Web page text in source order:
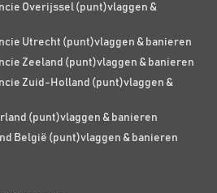
Overijssel (punt)vlaggen &
Utrecht (punt)vlaggen & banieren
Zeeland (punt)vlaggen & banieren
Zuid-Holland (punt)vlaggen &
(punt)vlaggen & banieren
België (punt)vlaggen & banieren